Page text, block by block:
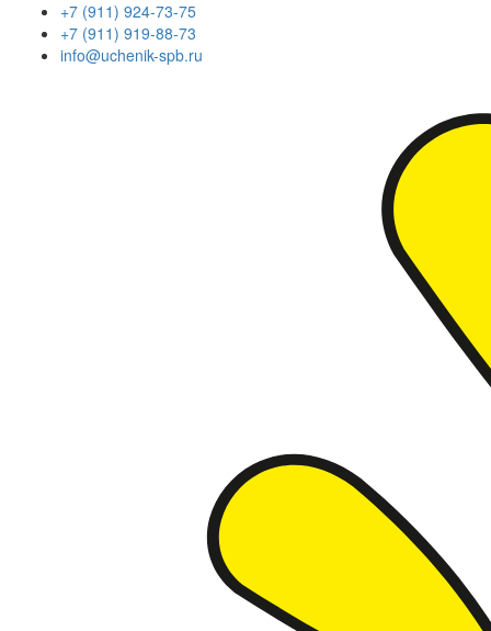
+7 (911) 924-73-75
+7 (911) 919-88-73
info@uchenik-spb.ru